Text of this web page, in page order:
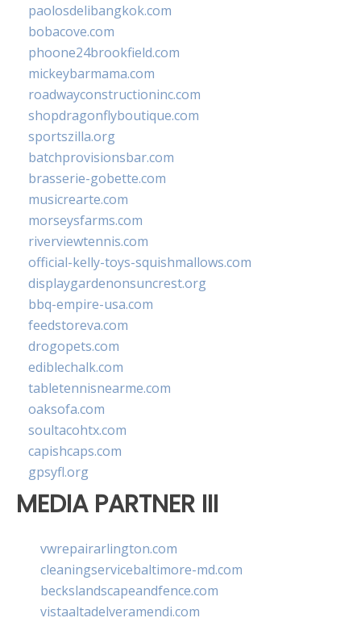
paolosdelibangkok.com
bobacove.com
phoone24brookfield.com
mickeybarmama.com
roadwayconstructioninc.com
shopdragonflyboutique.com
sportszilla.org
batchprovisionsbar.com
brasserie-gobette.com
musicrearte.com
morseysfarms.com
riverviewtennis.com
official-kelly-toys-squishmallows.com
displaygardenonsuncrest.org
bbq-empire-usa.com
feedstoreva.com
drogopets.com
ediblechalk.com
tabletennisnearme.com
oaksofa.com
soultacohtx.com
capishcaps.com
gpsyfl.org
MEDIA PARTNER III
vwrepairarlington.com
cleaningservicebaltimore-md.com
beckslandscapeandfence.com
vistaaltadelveramendi.com